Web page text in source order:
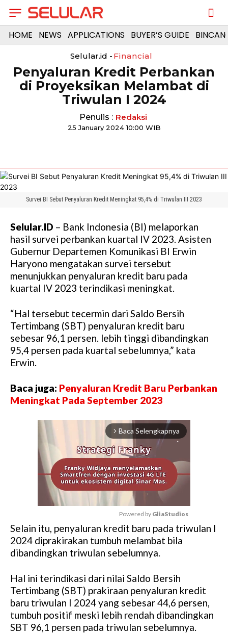
HOME NEWS APPLICATIONS BUYER’S GUIDE
Selular.id - Financial
Penyaluran Kredit Perbankan
di Proyeksikan Melambat di
Triwulan I 2024
Penulis : Redaksi
25 January 2024 10:00 WIB
Survei BI Sebut Penyaluran Kredit Meningkat 95,4% di Triwulan III 2023
Selular.ID – Bank Indonesia (BI) melaporkan
hasil survei perbankan kuartal IV 2023. Asisten
Gubernur Departemen Komunikasi BI Erwin
Haryono mengatakan survei tersebut
menunjukkan penyaluran kredit baru pada
kuartal IV 2023 terindikasi meningkat.
“Hal tersebut tecermin dari Saldo Bersih
Tertimbang (SBT) penyaluran kredit baru
sebesar 96,1 persen. lebih tinggi dibandingkan
95,4 persen pada kuartal sebelumnya,” kata
Erwin.
Baca juga: Penyaluran Kredit Baru Perbankan
Meningkat Pada September 2023
arrow_forward_ios Baca Selengkapnya
M
u
t
Powered by GliaStudios
Selain itu, penyaluran kredit baru pada triwulan I
2024 diprakirakan tumbuh melambat bila
dibandingkan triwulan sebelumnya.
Hal ini terindikasi dari nilai Saldo Bersih
Tertimbang (SBT) prakiraan penyaluran kredit
baru triwulan I 2024 yang sebesar 44,6 persen,
tumbuh positif meski lebih rendah dibandingkan
SBT 96,1 persen pada triwulan sebelumnya.